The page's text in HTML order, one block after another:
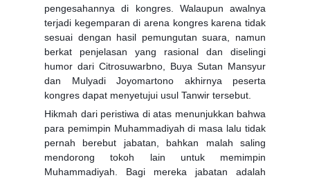
pengesahannya di kongres. Walaupun awalnya
terjadi kegemparan di arena kongres karena tidak
sesuai dengan hasil pemungutan suara, namun
berkat penjelasan yang rasional dan diselingi
humor dari Citrosuwarbno, Buya Sutan Mansyur
dan Mulyadi Joyomartono akhirnya peserta
kongres dapat menyetujui usul Tanwir tersebut.
Hikmah dari peristiwa di atas menunjukkan bahwa
para pemimpin Muhammadiyah di masa lalu tidak
pernah berebut jabatan, bahkan malah saling
mendorong tokoh lain untuk memimpin
Muhammadiyah. Bagi mereka jabatan adalah